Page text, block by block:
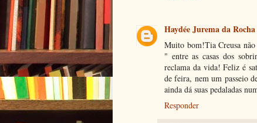
Haydée Jurema da Rocha
Muito bom!Tia Creusa
" entre as casas dos
reclama da vida! Feliz é
de feira, nem um passeio
ainda dá suas pedaladas
Responder